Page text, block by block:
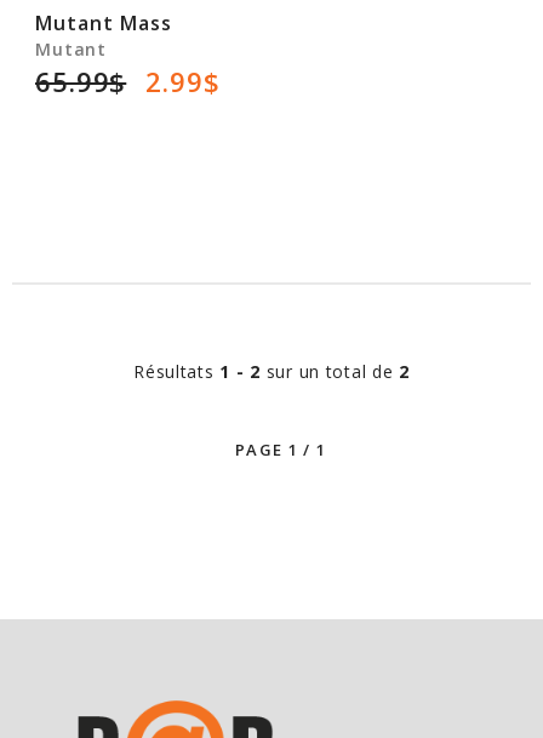
Mutant Mass
Mutant
65.99$ 2.99$
Résultats 1 - 2 sur un total de 2